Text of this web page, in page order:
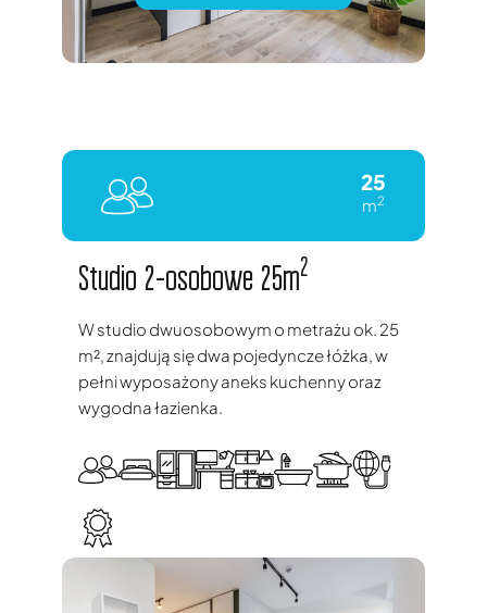
25
m2
Studio 2-osobowe 25m2
W studio dwuosobowym o metrażu ok. 25
m², znajdują się dwa pojedyncze łóżka, w
pełni wyposażony aneks kuchenny oraz
wygodna łazienka.